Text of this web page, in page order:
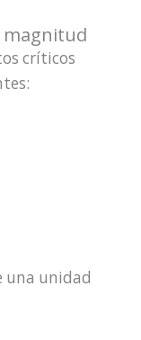
magnitud
críticos
una unidad